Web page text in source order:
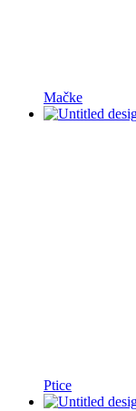
Mačke
Ptice